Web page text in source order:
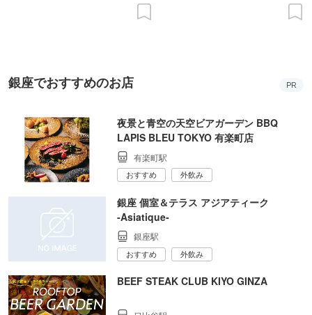
銀座でおすすめのお店 PR
夜景と青空の天空ビアガーデン BBQ
LAPIS BLEU TOKYO 有楽町店
有楽町駅
おすすめ 外飲み
銀座 個室＆テラス アジアティーク
‐Asiatique‐
銀座駅
おすすめ 外飲み
BEEF STEAK CLUB KIYO GINZA